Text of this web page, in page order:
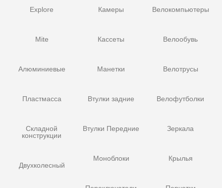
Explore
Mite
Алюминиевые
Пластмасса
Складной
конструкции
Двухколесный
Камеры
Кассеты
Манетки
Втулки задние
Втулки Передние
Моноблоки
Велокомпьютеры
Велообувь
Велотрусы
Велофутболки
Зеркала
Крылья